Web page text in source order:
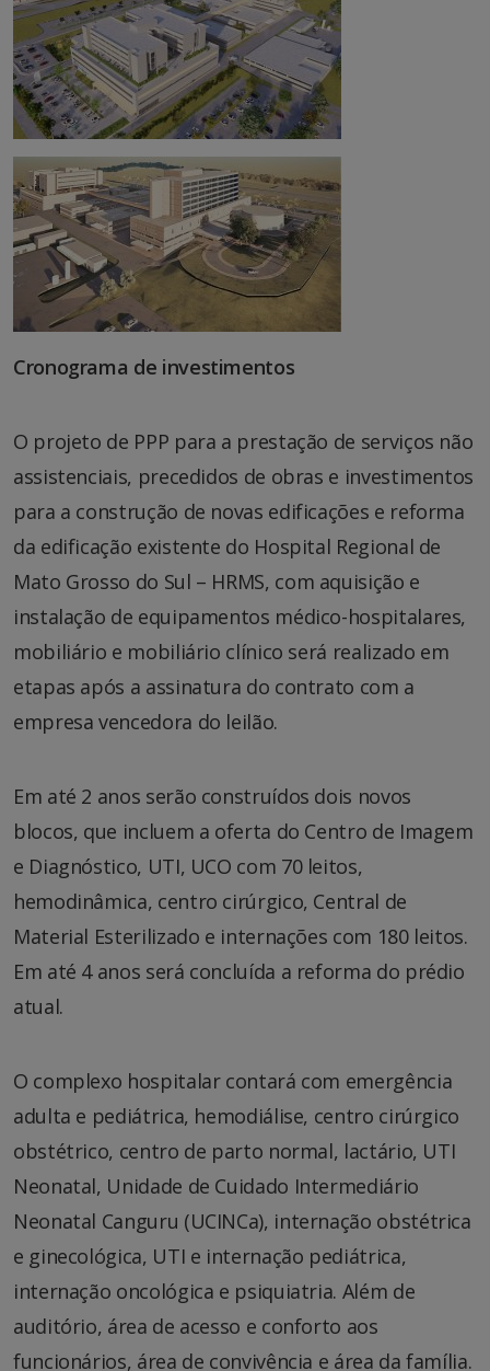
Cronograma de investimentos
O projeto de PPP para a prestação de serviços não
assistenciais, precedidos de obras e investimentos
para a construção de novas edificações e reforma
da edificação existente do Hospital Regional de
Mato Grosso do Sul – HRMS, com aquisição e
instalação de equipamentos médico-hospitalares,
mobiliário e mobiliário clínico será realizado em
etapas após a assinatura do contrato com a
empresa vencedora do leilão.
Em até 2 anos serão construídos dois novos
blocos, que incluem a oferta do Centro de Imagem
e Diagnóstico, UTI, UCO com 70 leitos,
hemodinâmica, centro cirúrgico, Central de
Material Esterilizado e internações com 180 leitos.
Em até 4 anos será concluída a reforma do prédio
atual.
O complexo hospitalar contará com emergência
adulta e pediátrica, hemodiálise, centro cirúrgico
obstétrico, centro de parto normal, lactário, UTI
Neonatal, Unidade de Cuidado Intermediário
Neonatal Canguru (UCINCa), internação obstétrica
e ginecológica, UTI e internação pediátrica,
internação oncológica e psiquiatria. Além de
auditório, área de acesso e conforto aos
funcionários, área de convivência e área da família.